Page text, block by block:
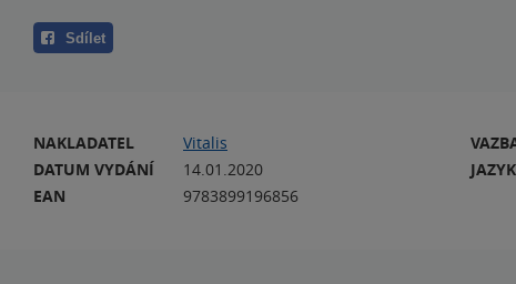
Sdílet
NAKLADATEL
Vitalis
DATUM VYDÁNÍ
14.01.2020
EAN
9783899196856
JAZYK